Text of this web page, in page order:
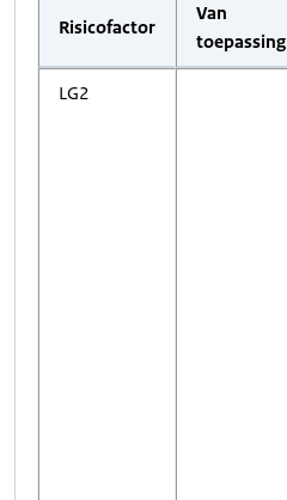
Risicofactor
Van
toepassing
LG2